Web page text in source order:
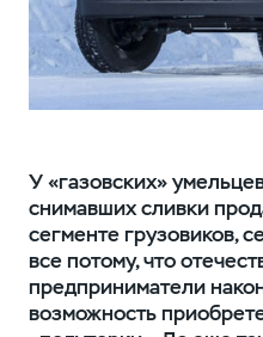
У «газовских»
снимавших сливки
сегменте грузовиков,
все потому, что
предприниматели
возможность